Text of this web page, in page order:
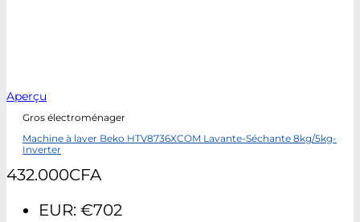
Aperçu
Gros électroménager
Machine à laver Beko HTV8736XCOM Lavante-Séchante 8kg/5kg-
Inverter
432.000CFA
EUR: €702